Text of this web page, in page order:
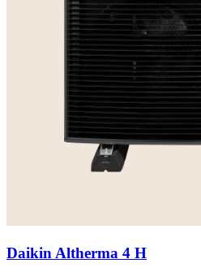
Daikin Altherma 4 H